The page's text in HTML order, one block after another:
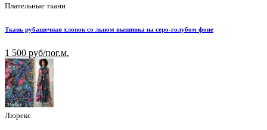
Плательные ткани
Ткань рубашечная хлопок со льном вышивка на серо-голубом фоне
1 500 руб/пог.м.
Люрекс